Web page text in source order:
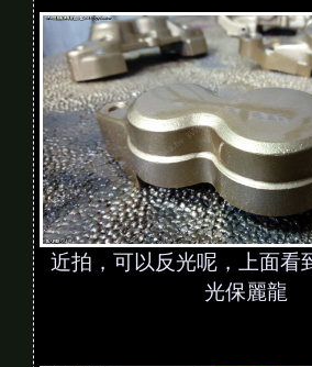
近拍，可以反光呢，上面看
光保麗龍